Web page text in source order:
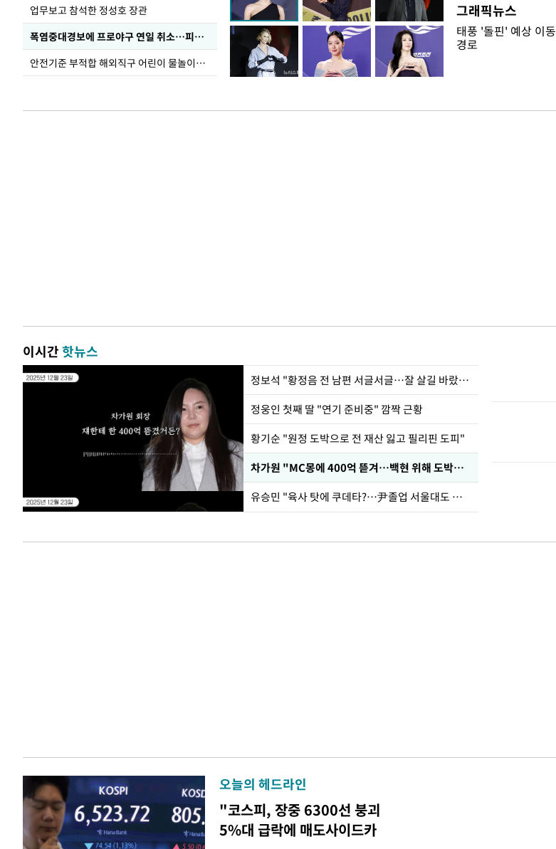
업무보고 참석한 정성호 장관
폭염중대경보에 프로야구 연일 취소…피칭 연습장 '52도'
안전기준 부적합 해외직구 어린이 물놀이용품 판매 중단 요청한 서울시
그래픽뉴스
태풍 '돌핀' 예상 이동
경로
이시간핫뉴스
정보석 "황정음 전 남편 서글서글…잘 살길 바랐는데"
정웅인 첫째 딸 "연기 준비중" 깜짝 근황
황기순 "원정 도박으로 전 재산 잃고 필리핀 도피"
차가원 "MC몽에 400억 뜯겨…백현 위해 도박빚 갚아줘"
유승민 "육사 탓에 쿠데타?…尹졸업 서울대도 없애나"
오늘의 헤드라인
"코스피, 장중 6300선 붕괴
5%대 급락에 매도사이드카